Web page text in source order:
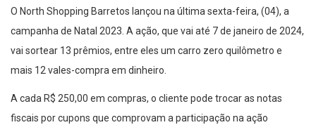
O North Shopping Barretos lançou na última sexta-feira, (04), a
campanha de Natal 2023. A ação, que vai até 7 de janeiro de 2024,
vai sortear 13 prêmios, entre eles um carro zero quilômetro e
mais 12 vales-compra em dinheiro.
A cada R$ 250,00 em compras, o cliente pode trocar as notas
fiscais por cupons que comprovam a participação na ação